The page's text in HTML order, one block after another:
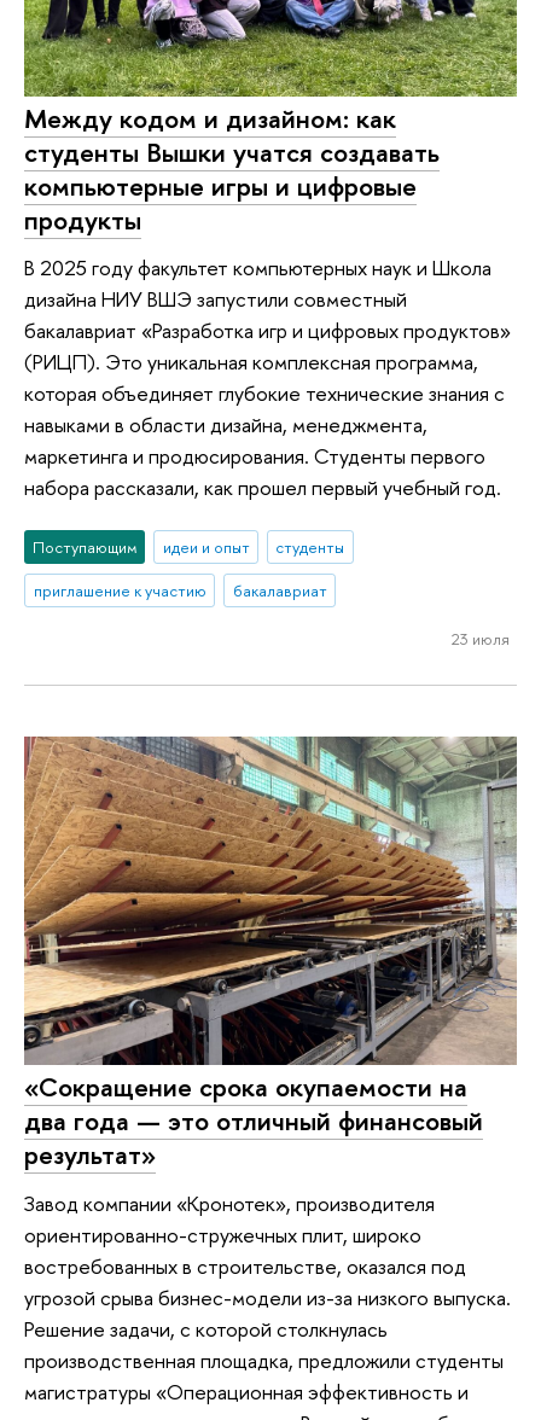
Между кодом и дизайном: как
студенты Вышки учатся создавать
компьютерные игры и цифровые
продукты
В 2025 году факультет компьютерных наук и Школа
дизайна НИУ ВШЭ запустили совместный
бакалавриат «Разработка игр и цифровых продуктов»
(РИЦП). Это уникальная комплексная программа,
которая объединяет глубокие технические знания с
навыками в области дизайна, менеджмента,
маркетинга и продюсирования. Студенты первого
набора рассказали, как прошел первый учебный год.
Поступающим идеи и опыт
студенты
приглашение к участию
бакалавриат
23 июля
«Сокращение срока окупаемости на
два года — это отличный финансовый
результат»
Завод компании «Кронотек», производителя
ориентированно-стружечных плит, широко
востребованных в строительстве, оказался под
угрозой срыва бизнес-модели из-за низкого выпуска.
Решение задачи, с которой столкнулась
производственная площадка, предложили студенты
магистратуры «Операционная эффективность и